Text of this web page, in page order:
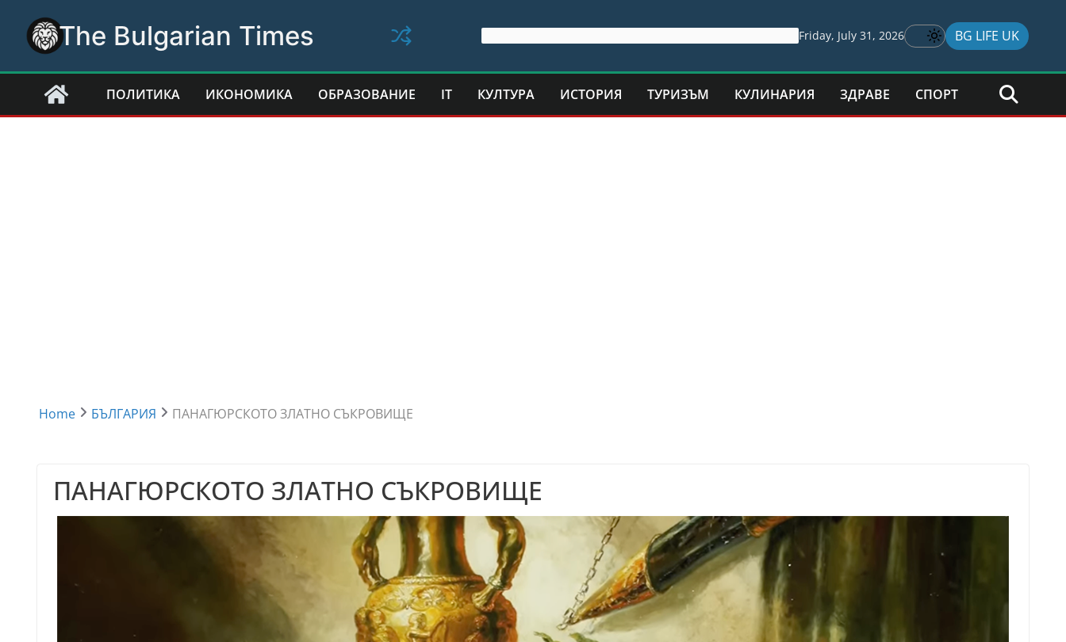
content
The Bulgarian Times Friday, July 31, 2026 BG LIFE UK
ПОЛИТИКА ИКОНОМИКА ОБРАЗОВАНИЕ IT КУЛТУРА ИСТОРИЯ ТУРИЗЪМ КУЛИНАРИЯ ЗДРАВЕ СПОРТ
Home БЪЛГАРИЯ ПАНАГЮРСКОТО ЗЛАТНО СЪКРОВИЩЕ
ПАНАГЮРСКОТО ЗЛАТНО СЪКРОВИЩЕ